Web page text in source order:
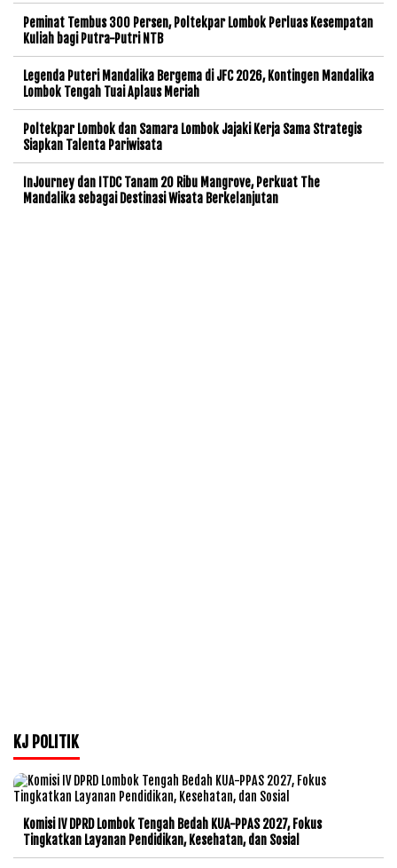
Peminat Tembus 300 Persen, Poltekpar Lombok Perluas Kesempatan
Kuliah bagi Putra-Putri NTB
Legenda Puteri Mandalika Bergema di JFC 2026, Kontingen Mandalika
Lombok Tengah Tuai Aplaus Meriah
Poltekpar Lombok dan Samara Lombok Jajaki Kerja Sama Strategis
Siapkan Talenta Pariwisata
InJourney dan ITDC Tanam 20 Ribu Mangrove, Perkuat The
Mandalika sebagai Destinasi Wisata Berkelanjutan
KJ POLITIK
Komisi IV DPRD Lombok Tengah Bedah KUA-PPAS 2027, Fokus
Tingkatkan Layanan Pendidikan, Kesehatan, dan Sosial